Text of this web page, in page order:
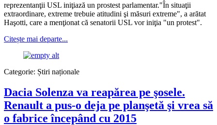
reprezentanţii USL iniţiază un prostest parlamentar."În situaţii
extraordinare, extreme trebuie atitudini şi măsuri extreme", a arătat
Haşotti, care a menţionat că senatorii USL vor iniţia "un protest".
Citește mai departe...
Categorie: Știri naționale
Dacia Solenza va reapărea pe şosele.
Renault a pus-o deja pe planşetă şi vrea să
o fabrice începând cu 2015